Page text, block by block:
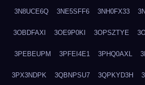
3N8UCE6Q 3NE5SFF6 3NH0FX33
3OBDFAXI 3OE9P0KI 3OPSZTYE
3PEBEUPM 3PFEI4E1 3PHQ0AXL
3PX3NDPK 3QBNPSU7 3QPKYD3H